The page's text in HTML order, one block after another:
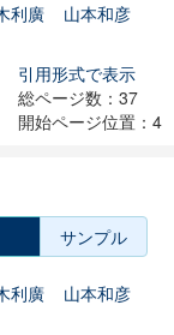
利廣
山本和彦
引用形式で表示
総ページ数：37
開始ページ位置：4
サンプル
利廣
山本和彦